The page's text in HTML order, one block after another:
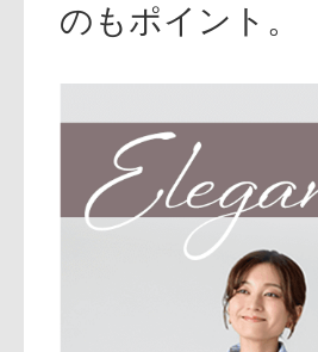
のもポイント。